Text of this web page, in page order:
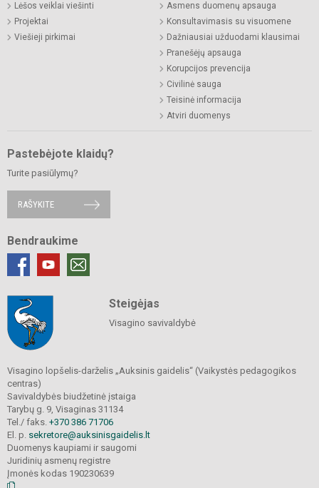
Lėšos veiklai viešinti
Projektai
Viešieji pirkimai
Asmens duomenų apsauga
Konsultavimasis su visuomene
Dažniausiai užduodami klausimai
Pranešėjų apsauga
Korupcijos prevencija
Civilinė sauga
Teisinė informacija
Atviri duomenys
Pastebėjote klaidų?
Turite pasiūlymų?
RAŠYKITE
Bendraukime
Steigėjas
Visagino savivaldybė
Visagino lopšelis-darželis „Auksinis gaidelis“ (Vaikystės pedagogikos
centras)
Savivaldybės biudžetinė įstaiga
Tarybų g. 9, Visaginas 31134
Tel./ faks. +370 386 71706
El. p. sekretore@auksinisgaidelis.lt
Duomenys kaupiami ir saugomi
Juridinių asmenų registre
Įmonės kodas 190230639